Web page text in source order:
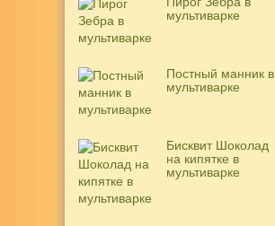
мультиварке
Постный манник в
мультиварке
Бисквит Шоколад
на кипятке в
мультиварке